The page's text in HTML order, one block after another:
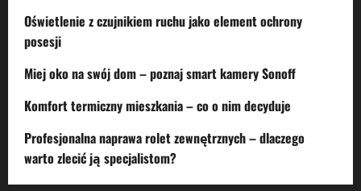
Oświetlenie z czujnikiem ruchu jako element ochrony
posesji
Miej oko na swój dom – poznaj smart kamery Sonoff
Komfort termiczny mieszkania – co o nim decyduje
Profesjonalna naprawa rolet zewnętrznych – dlaczego
warto zlecić ją specjalistom?